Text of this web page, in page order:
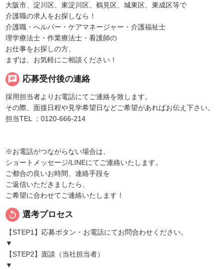
大阪市、淀川区、東淀川区、鶴見区、城東区、東成区等で
介護職の求人をお探しなら！
介護職・へルパー・ケアマネージャー・介護福祉士
理学療法士・作業療法士・看護師の
お仕事をお探しの方、
まずは、お気軽にご相談ください！
chat 応募受付後の連絡
採用担当者よりお電話にてご連絡を致します。
その際、面接日程や見学希望日などご希望があればお伝え下さい。
担当TEL ：0120-666-214
※お電話がつながらない場合は、
ショートメッセージ/LINEにてご連絡いたします。
ご都合の良いお時間、連絡手段を
ご返信いただきましたら、
ご希望に合わせてご連絡いたします！
replay 選考プロセス
【STEP1】応募ボタン・お電話にてお問合わせください。
▼
【STEP2】面談（当社担当者）
▼